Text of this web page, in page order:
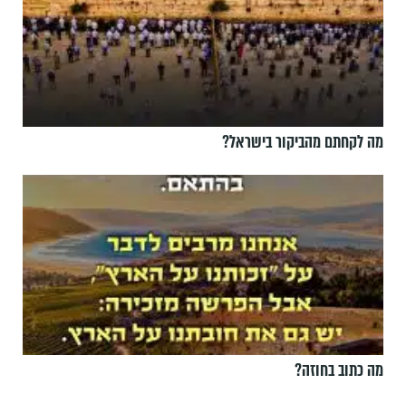
מה לקחתם מהביקור בישראל?
מה כתוב בחוזה?